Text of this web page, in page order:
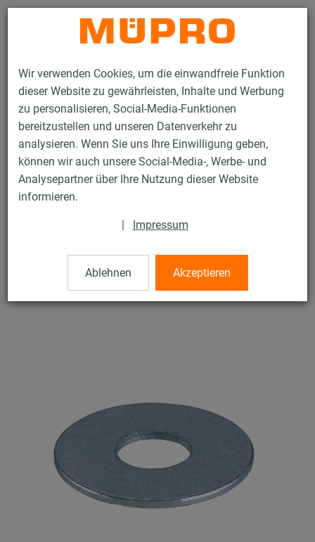
Wir verwenden Cookies, um die einwandfreie Funktion
dieser Website zu gewährleisten, Inhalte und Werbung
zu personalisieren, Social-Media-Funktionen
bereitzustellen und unseren Datenverkehr zu
analysieren. Wenn Sie uns Ihre Einwilligung geben,
können wir auch unsere Social-Media-, Werbe- und
Analysepartner über Ihre Nutzung dieser Website
informieren.
| Impressum
Ablehnen Akzeptieren
Kontakt
Produkte Befestigungstechnik
Installationsschienen
Unterlegscheiben
Unterlegscheiben
Unterlegscheibe, 10,5 x 40 x 3 mm, verzinkt